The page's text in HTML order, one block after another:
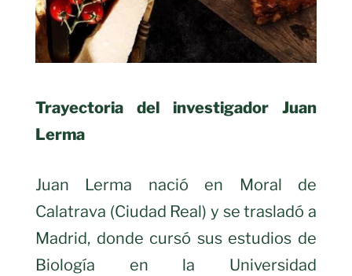
Trayectoria del investigador Juan
Lerma
Juan Lerma nació en Moral de
Calatrava (Ciudad Real) y se trasladó a
Madrid, donde cursó sus estudios de
Biología en la Universidad